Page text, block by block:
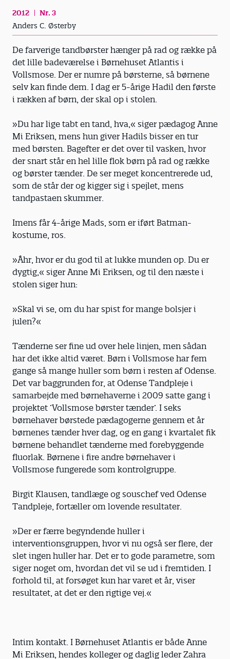
2012
Nr. 3
Anders C. Østerby
De farverige tandbørster hænger på rad og række på
det lille badeværelse i Børnehuset Atlantis i
Vollsmose. Der er numre på børsterne, så børnene
selv kan finde dem. I dag er 5-årige Hadil den første
i rækken af børn, der skal op i stolen.
»Du har lige tabt en tand, hva,« siger pædagog Anne
Mi Eriksen, mens hun giver Hadils bisser en tur
med børsten. Bagefter er det over til vasken, hvor
der snart står en hel lille flok børn på rad og række
og børster tænder. De ser meget koncentrerede ud,
som de står der og kigger sig i spejlet, mens
tandpastaen skummer.
Imens får 4-årige Mads, som er iført Batman-
kostume, ros.
»Åhr, hvor er du god til at lukke munden op. Du er
dygtig,« siger Anne Mi Eriksen, og til den næste i
stolen siger hun:
»Skal vi se, om du har spist for mange bolsjer i
julen?«
Tænderne ser fine ud over hele linjen, men sådan
har det ikke altid været. Børn i Vollsmose har fem
gange så mange huller som børn i resten af Odense.
Det var baggrunden for, at Odense Tandpleje i
samarbejde med børnehaverne i 2009 satte gang i
projektet ’Vollsmose børster tænder’. I seks
børnehaver børstede pædagogerne gennem et år
børnenes tænder hver dag, og en gang i kvartalet fik
børnene behandlet tænderne med forebyggende
fluorlak. Børnene i fire andre børnehaver i
Vollsmose fungerede som kontrolgruppe.
Birgit Klausen, tandlæge og souschef ved Odense
Tandpleje, fortæller om lovende resultater.
»Der er færre begyndende huller i
interventionsgruppen, hvor vi nu også ser flere, der
slet ingen huller har. Det er to gode parametre, som
siger noget om, hvordan det vil se ud i fremtiden. I
forhold til, at forsøget kun har varet et år, viser
resultatet, at det er den rigtige vej.«
Intim kontakt. I Børnehuset Atlantis er både Anne
Mi Eriksen, hendes kolleger og daglig leder Zahra